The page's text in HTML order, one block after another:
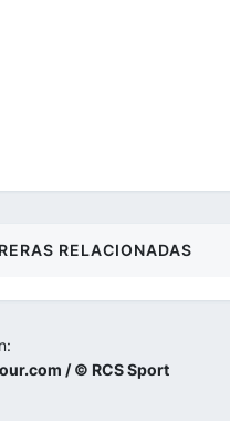
RELACIONADAS
/ © RCS Sport